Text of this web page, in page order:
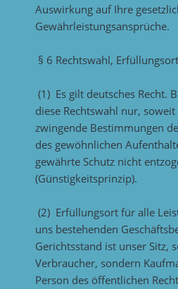
Auswirkung auf Ihre
Gewährleistungsansprüche.
§ 6 Rechtswahl,
(1) Es gilt deutsches Recht.
diese Rechtswahl nur,
zwingende Bestimmungen
des gewöhnlichen
gewährte Schutz nicht
(Günstigkeitsprinzip).
(2) Erfüllungsort für alle
uns bestehenden
Gerichtsstand ist unser Sitz,
Verbraucher, sondern
Person des öffentlichen